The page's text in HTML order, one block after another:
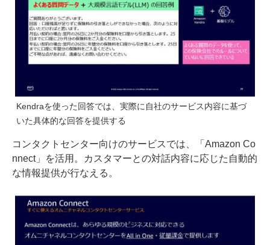
Kendraを使った回答では、実際に自社のサービス内容に基づ
いた具体的な回答を提供する
コンタクトセンター向けのサービスでは、「Amazon Co
nnect」を活用。カスタマーとの対話内容に応じた自動的
な情報提供が行なえる。